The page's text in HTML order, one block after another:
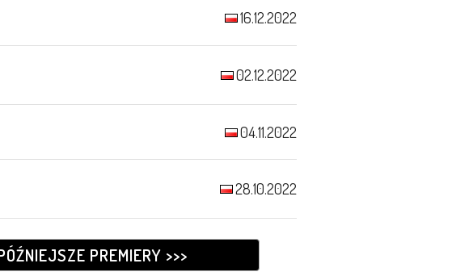
16.12.2022
02.12.2022
04.11.2022
28.10.2022
PREMIERY >>>